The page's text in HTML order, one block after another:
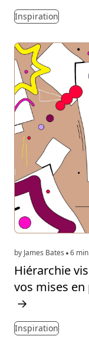
Inspiration
by James Bates 6
Hiérarchie
vos mises
→
Inspiration